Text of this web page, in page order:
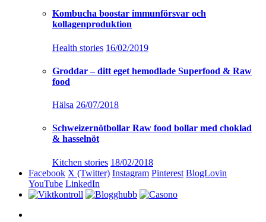
Kombucha boostar immunförsvar och
kollagenproduktion
Health stories 16/02/2019
Groddar – ditt eget hemodlade Superfood & Raw
food
Hälsa 26/07/2018
Schweizernötbollar Raw food bollar med choklad
& hasselnöt
Kitchen stories 18/02/2018
Facebook X (Twitter) Instagram Pinterest BlogLovin
YouTube LinkedIn